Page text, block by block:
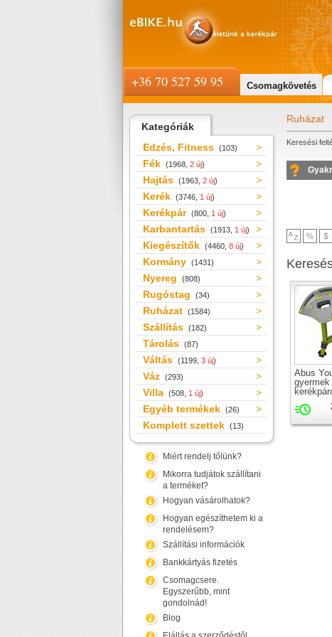
Kategóriák
Edzés, Fitness (103)
Fék (1968, 2 új)
Hajtás (1963, 2 új)
Kerék (3746, 1 új)
Kerékpár (800, 1 új)
Karbantartás (1913, 1 új)
Kiegészítők (4460, 8 új)
Kormány (1431)
Nyereg (808)
Rugóstag (34)
Ruházat (1584)
Szállítás (182)
Tárolás (87)
Váltás (1199, 3 új)
Váz (293)
Villa (508, 1 új)
Egyéb termékek (26)
Komplett szettek (13)
Miért rendelj tőlünk?
Mikorra tudjátok szállítani
a terméket?
Hogyan vásárolhatok?
Hogyan egészíthetem ki a
rendelésem?
Szállítási információk
Bankkártyás fizetés
Csomagcsere.
Egyszerűbb, mint
gondolnád!
Blog
Ruházat
Keresési
Abus
gyermek
+36 70 527 59 95 Csomagkövetés